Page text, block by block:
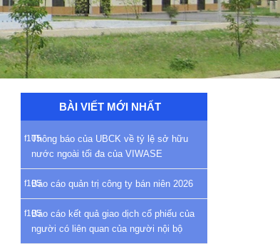
BÀI VIẾT MỚI NHẤT
Thông báo của UBCK về tỷ lệ sở hữu
nước ngoài tối đa của VIWASE
Báo cáo quản trị công ty bán niên 2026
Báo cáo kết quả giao dịch cổ phiếu của
người có liên quan của người nội bộ